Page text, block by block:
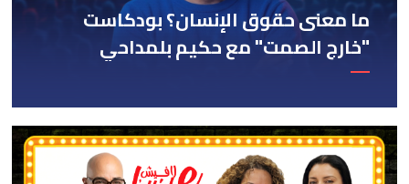
ما معنى حقوق الإنسان؟ بودكاست
"خارج الصمت" مع حكيم بلمداحي